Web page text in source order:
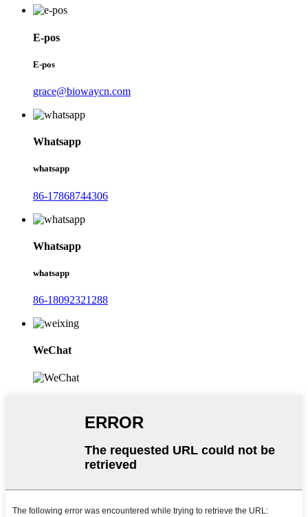
E-pos
E-pos
grace@biowaycn.com
Whatsapp
whatsapp
86-17868744306
Whatsapp
whatsapp
86-18092321288
WeChat